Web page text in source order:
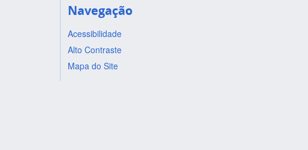
Navegação
Acessibilidade
Alto Contraste
Mapa do Site